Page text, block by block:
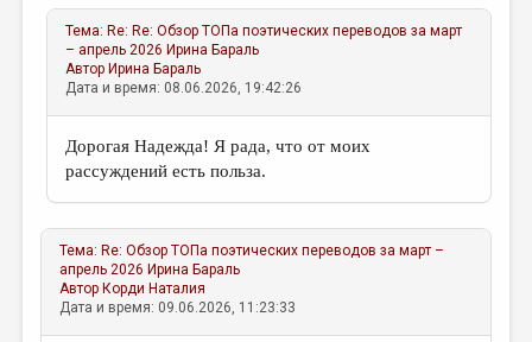
Тема: Re: Re: Обзор ТОПа поэтических переводов за март
– апрель 2026 Ирина Бараль
Автор Ирина Бараль
Дата и время: 08.06.2026, 19:42:26
Дорогая Надежда! Я рада, что от моих
рассуждений есть польза.
Тема: Re: Обзор ТОПа поэтических переводов за март –
апрель 2026 Ирина Бараль
Автор Корди Наталия
Дата и время: 09.06.2026, 11:23:33